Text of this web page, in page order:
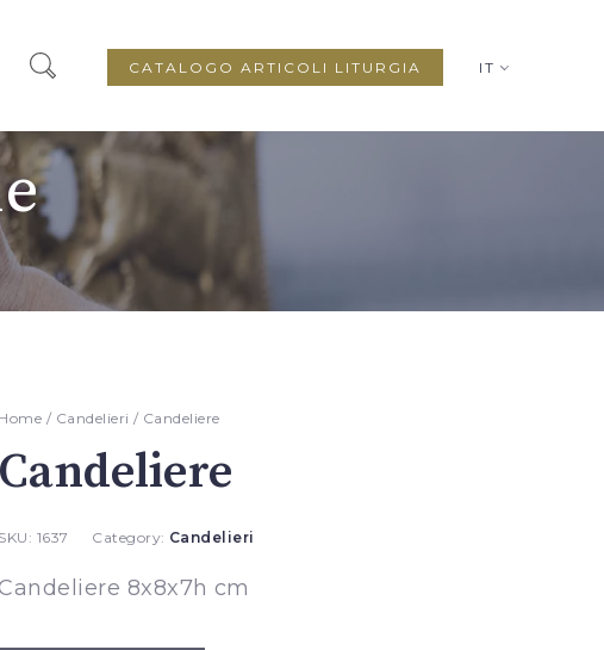
IT
CATALOGO ARTICOLI LITURGIA
Home / Candelieri / Candeliere
Candeliere
SKU: 1637 Category: Candelieri
8x8x7h cm